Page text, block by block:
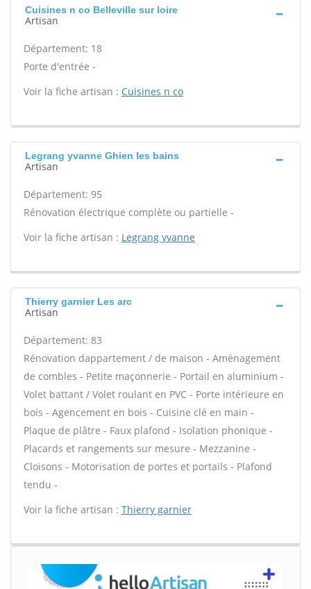
Cuisines n co Belleville sur loire
Artisan
Département: 18
Porte d'entrée -
Voir la fiche artisan : Cuisines n co
Legrang yvanne Ghien les bains
Artisan
Département: 95
Rénovation électrique complète ou partielle -
Voir la fiche artisan : Legrang yvanne
Thierry garnier Les arc
Artisan
Département: 83
Rénovation dappartement / de maison - Aménagement
de combles - Petite maçonnerie - Portail en aluminium -
Volet battant / Volet roulant en PVC - Porte intérieure en
bois - Agencement en bois - Cuisine clé en main -
Plaque de plâtre - Faux plafond - Isolation phonique -
Placards et rangements sur mesure - Mezzanine -
Cloisons - Motorisation de portes et portails - Plafond
tendu -
Voir la fiche artisan : Thierry garnier